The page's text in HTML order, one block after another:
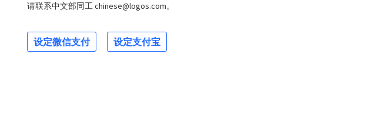
请联系中文部同工 chinese@logos.com。
设定微信支付 设定支付宝